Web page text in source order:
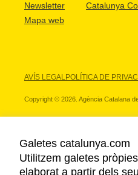
Newsletter
Mapa web
Catalunya
AVÍS LEGALPOLÍTICA DE
Copyright © 2026. Agència Catalana
ELS NOSTRES
Galetes catalunya.com
Utilitzem galetes
elaborat a partir dels